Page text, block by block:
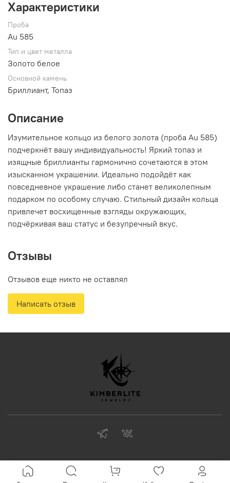
Характеристики
Проба
Au 585
Тип и цвет металла
Золото белое
Основной камень
Бриллиант, Топаз
Описание
Изумительное кольцо из белого золота (проба Au 585)
подчеркнёт вашу индивидуальность! Яркий топаз и
изящные бриллианты гармонично сочетаются в этом
изысканном украшении. Идеально подойдёт как
повседневное украшение либо станет великолепным
подарком по особому случаю. Стильный дизайн кольца
привлечет восхищенные взгляды окружающих,
подчёркивая ваш статус и безупречный вкус.
Отзывы
Отзывов еще никто не оставлял
Написать отзыв